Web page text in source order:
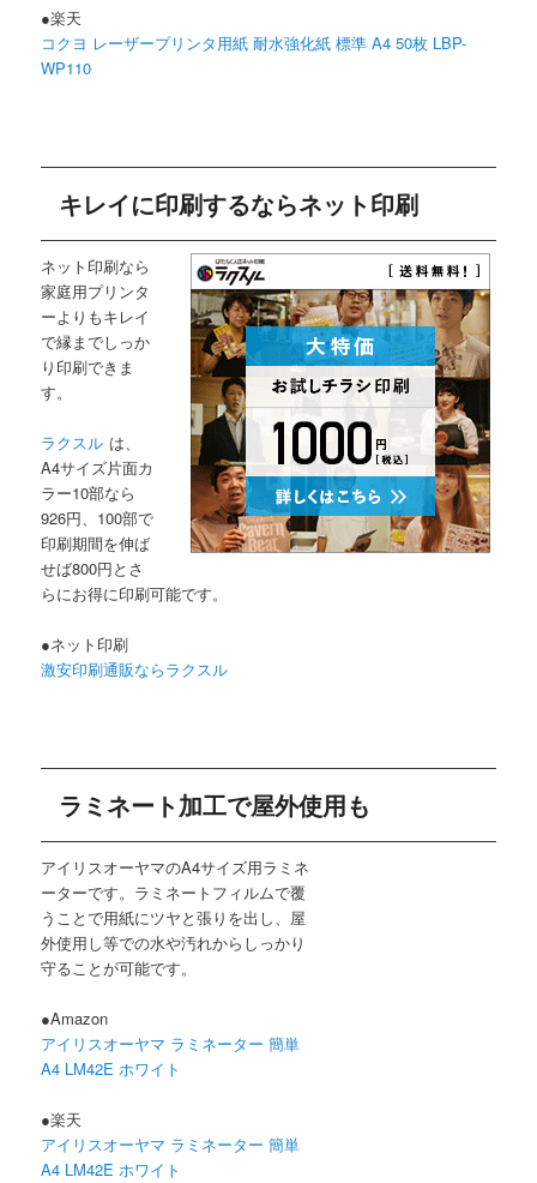
●楽天
コクヨ レーザープリンタ用紙 耐水強化紙 標準 A4 50枚 LBP-
WP110
キレイに印刷するならネット印刷
ネット印刷なら
家庭用プリンタ
ーよりもキレイ
で縁までしっか
り印刷できま
す。
ラクスル は、
A4サイズ片面カ
ラー10部なら
926円、100部で
印刷期間を伸ば
せば800円とさ
らにお得に印刷可能です。
●ネット印刷
激安印刷通販ならラクスル
ラミネート加工で屋外使用も
アイリスオーヤマのA4サイズ用ラミネ
ーターです。ラミネートフィルムで覆
うことで用紙にツヤと張りを出し、屋
外使用し等での水や汚れからしっかり
守ることが可能です。
●Amazon
アイリスオーヤマ ラミネーター 簡単
A4 LM42E ホワイト
●楽天
アイリスオーヤマ ラミネーター 簡単
A4 LM42E ホワイト